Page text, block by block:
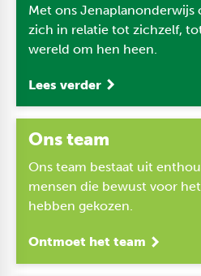
Met ons
zich in relatie tot zichzelf,
wereld om hen heen.
Lees verder
Ons team
Ons team bestaat uit
mensen die bewust voor
hebben gekozen.
Ontmoet het team